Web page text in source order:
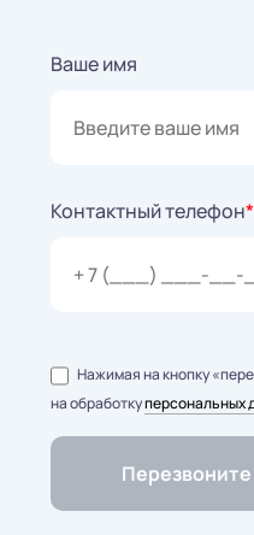
Ваше имя
Контактный телефон*
Нажимая на кнопку
на обработкуперсональных